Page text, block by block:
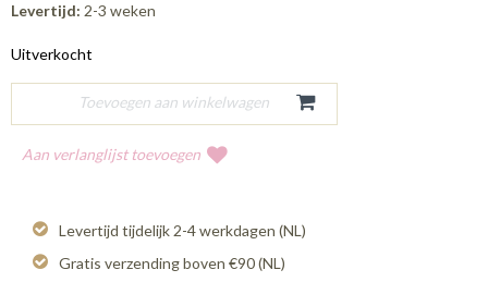
Levertijd: 2-3 weken
Uitverkocht
Aan verlanglijst toevoegen
Levertijd tijdelijk 2-4 werkdagen (NL)
Gratis verzending boven €90 (NL)